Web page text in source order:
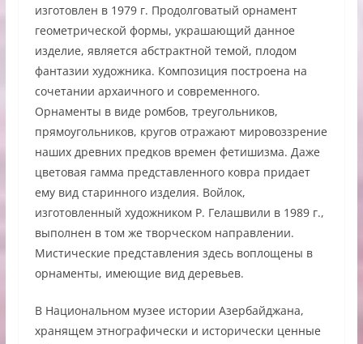
изготовлен в 1979 г. Продолговатый орнамент
геометрической формы, украшающий данное
изделие, является абстрактной темой, плодом
фантазии художника. Композиция построена на
сочетании архаичного и современного.
Орнаменты в виде ромбов, треугольников,
прямоугольников, кругов отражают мировоззрение
наших древних предков времен фетишизма. Даже
цветовая гамма представленного ковра придает
ему вид старинного изделия. Войлок,
изготовленный художником Р. Гелашвили в 1989 г.,
выполнен в том же творческом направлении.
Мистические представления здесь воплощены в
орнаменты, имеющие вид деревьев.
В Национальном музее истории Азербайджана,
хранящем этнографически и исторически ценные